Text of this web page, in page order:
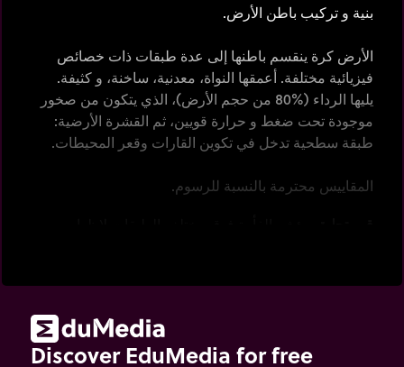
بنية و تركيب باطن الأرض.
الأرض كرة ينقسم باطنها إلى عدة طبقات ذات خصائص
فيزيائية مختلفة. أعمقها النواة، معدنية، ساخنة، و كثيفة.
يليها الرداء (%80 من حجم الأرض)، الذي يتكون من صخور
موجودة تحت ضغط و حرارة قويين، ثم القشرة الأرضية:
طبقة سطحية تدخل في تكوين القارات وقعر المحيطات.
المقاييس محترمة بالنسبة للرسوم.
أنقر
على [zoom-plus] للحصول على تكبير بمقياس
Discover EduMedia for free